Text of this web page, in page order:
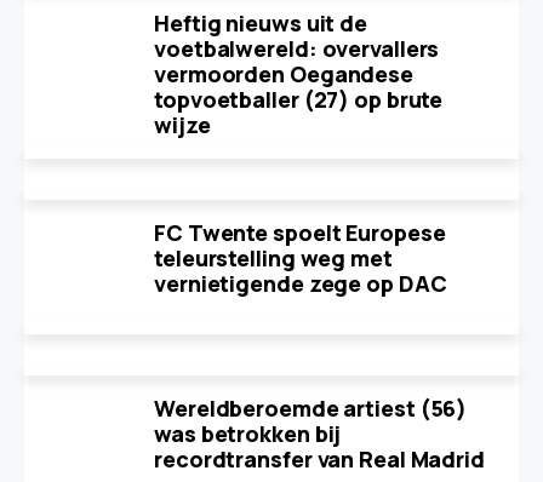
Heftig nieuws uit de
voetbalwereld: overvallers
vermoorden Oegandese
topvoetballer (27) op brute
wijze
FC Twente spoelt Europese
teleurstelling weg met
vernietigende zege op DAC
Wereldberoemde artiest (56)
was betrokken bij
recordtransfer van Real Madrid